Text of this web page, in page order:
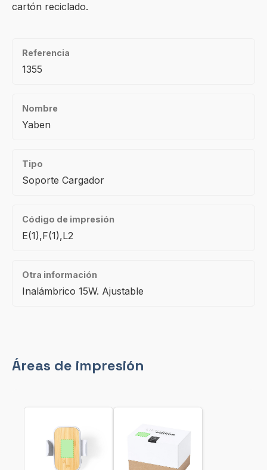
cartón reciclado.
Referencia
1355
Nombre
Yaben
Tipo
Soporte Cargador
Código de impresión
E(1),F(1),L2
Otra información
Inalámbrico 15W. Ajustable
Áreas de impresión